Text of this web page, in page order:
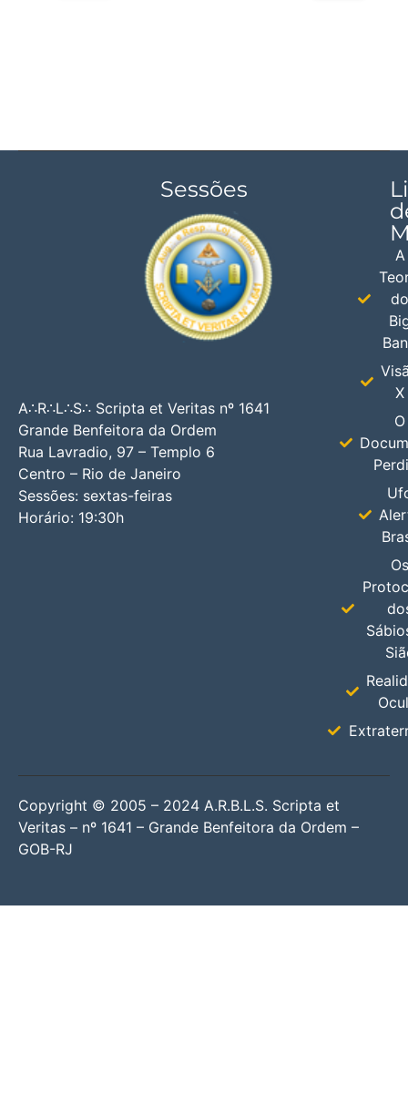
Sessões
A∴R∴L∴S∴ Scripta et Veritas nº 1641
Grande Benfeitora da Ordem
Rua Lavradio, 97 – Templo 6
Centro – Rio de Janeiro
Sessões: sextas-feiras
Horário: 19:30h
A
X
O
Copyright © 2005 – 2024 A.R.B.L.S. Scripta et
Veritas – nº 1641 – Grande Benfeitora da Ordem –
GOB-RJ